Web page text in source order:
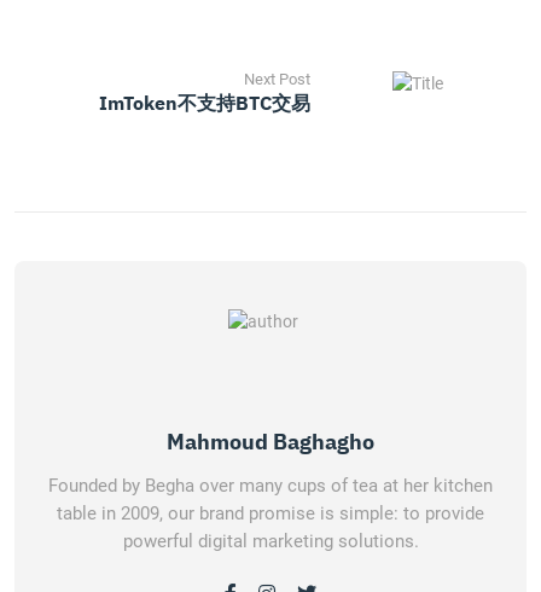
Next Post
ImToken不支持BTC交易
Mahmoud Baghagho
Founded by Begha over many cups of tea at her kitchen
table in 2009, our brand promise is simple: to provide
powerful digital marketing solutions.